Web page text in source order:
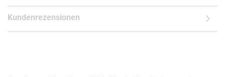
Kundenrezensionen